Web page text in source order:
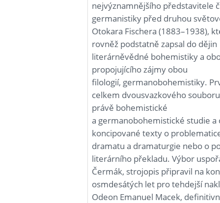
nejvýznamnějšího představitele
germanistiky před druhou
Otokara Fischera (1883–1938),
rovněž podstatně zapsal do dějin
literárněvědné bohemistiky a
propojujícího zájmy obou
filologií, germanobohemistiky.
celkem dvousvazkového
právě bohemistické
a germanobohemistické studie a
koncipované texty o
dramatu a dramaturgie nebo o
literárního překladu. Výbor
Čermák, strojopis připravil na
osmdesátých let pro tehdejší
Odeon Emanuel Macek,